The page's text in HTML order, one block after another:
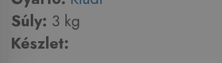
Súly: 3 kg
Készlet: